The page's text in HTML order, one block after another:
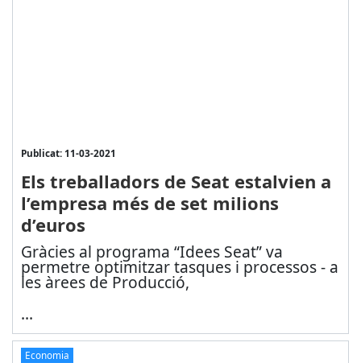
Publicat: 11-03-2021
Els treballadors de Seat estalvien a
l’empresa més de set milions
d’euros
Gràcies al programa “Idees Seat” va
permetre optimitzar tasques i processos - a
les àrees de Producció,
...
Economia